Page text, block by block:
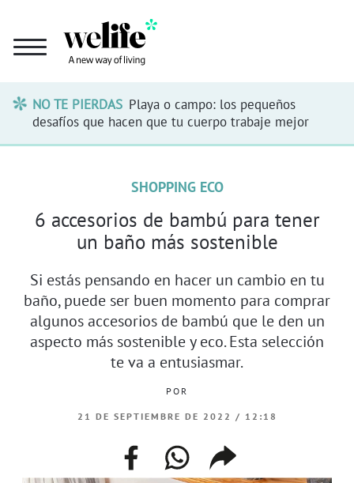
NO TE PIERDAS Playa o campo: los pequeños
desafíos que hacen que tu cuerpo trabaje mejor
SHOPPING ECO
6 accesorios de bambú para tener
un baño más sostenible
Si estás pensando en hacer un cambio en tu
baño, puede ser buen momento para comprar
algunos accesorios de bambú que le den un
aspecto más sostenible y eco. Esta selección
te va a entusiasmar.
POR
21 DE SEPTIEMBRE DE 2022 / 12:18
facebookwhatsappcompartir
enlace